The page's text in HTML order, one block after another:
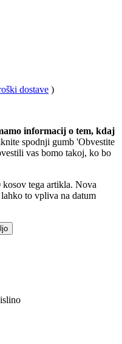
dostave )
informacij o tem, kdaj
spodnji gumb 'Obvestite
vas bomo takoj, ko bo
kosov tega artikla. Nova
to vpliva na datum